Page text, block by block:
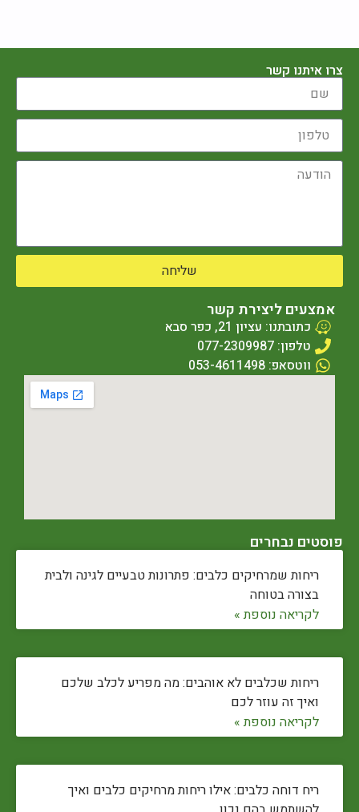
צרו איתנו קשר
שליחה
אמצעים ליצירת קשר
כתובתנו: עציון 21, כפר סבא
טלפון: 077-2309987
ווטסאפ: 053-4611498
פוסטים נבחרים
ריחות שמרחיקים כלבים: פתרונות טבעיים לגינה ולבית
בצורה בטוחה
לקריאה נוספת »
ריחות שכלבים לא אוהבים: מה מפריע לכלב שלכם
ואיך זה עוזר לכם
לקריאה נוספת »
ריח דוחה כלבים: אילו ריחות מרחיקים כלבים ואיך